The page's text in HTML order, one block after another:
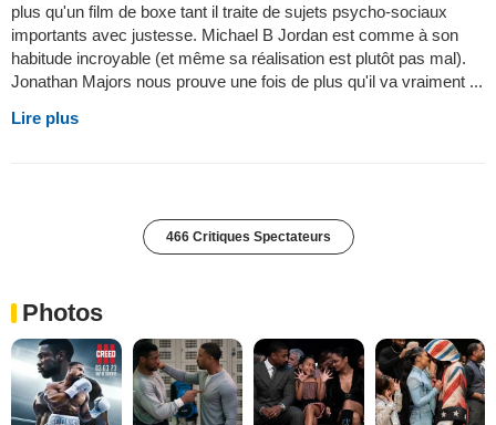
plus qu'un film de boxe tant il traite de sujets psycho-sociaux
importants avec justesse. Michael B Jordan est comme à son
habitude incroyable (et même sa réalisation est plutôt pas mal).
Jonathan Majors nous prouve une fois de plus qu'il va vraiment ...
Lire plus
466 Critiques Spectateurs
Photos